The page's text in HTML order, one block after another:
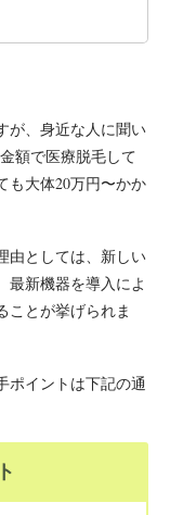
が、身近な人に聞い
額で医療脱毛して
も大体20万円〜かか
由としては、新しい
最新機器を導入によ
ことが挙げられま
ポイントは下記の通